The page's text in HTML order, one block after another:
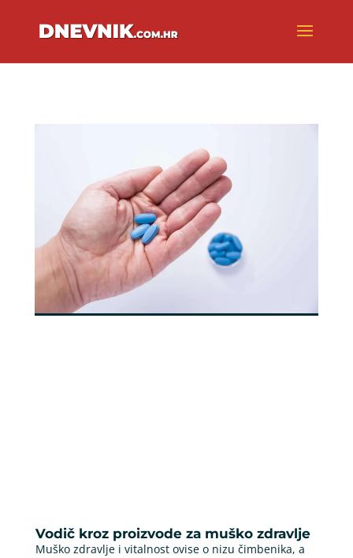
Vodič kroz proizvode za muško zdravlje
Muško zdravlje i vitalnost ovise o nizu čimbenika, a